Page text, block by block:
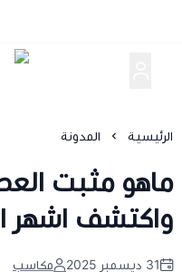
الرئيسية المدونة
ماهو مثبت
واكتشف اشهر
31 ديسمبر 2025 مكاسب